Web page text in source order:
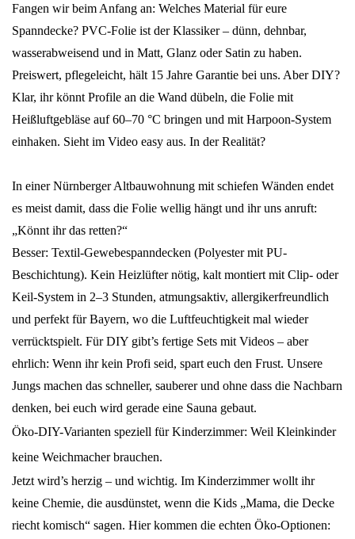
Fangen wir beim Anfang an: Welches Material für eure
Spanndecke? PVC-Folie ist der Klassiker – dünn, dehnbar,
wasserabweisend und in Matt, Glanz oder Satin zu haben.
Preiswert, pflegeleicht, hält 15 Jahre Garantie bei uns. Aber DIY?
Klar, ihr könnt Profile an die Wand dübeln, die Folie mit
Heißluftgebläse auf 60–70 °C bringen und mit Harpoon-System
einhaken. Sieht im Video easy aus. In der Realität?
In einer Nürnberger Altbauwohnung mit schiefen Wänden endet
es meist damit, dass die Folie wellig hängt und ihr uns anruft:
„Könnt ihr das retten?“
Besser: Textil-Gewebespanndecken (Polyester mit PU-
Beschichtung). Kein Heizlüfter nötig, kalt montiert mit Clip- oder
Keil-System in 2–3 Stunden, atmungsaktiv, allergikerfreundlich
und perfekt für Bayern, wo die Luftfeuchtigkeit mal wieder
verrücktspielt. Für DIY gibt’s fertige Sets mit Videos – aber
ehrlich: Wenn ihr kein Profi seid, spart euch den Frust. Unsere
Jungs machen das schneller, sauberer und ohne dass die Nachbarn
denken, bei euch wird gerade eine Sauna gebaut.
Öko-DIY-Varianten speziell für Kinderzimmer: Weil Kleinkinder
keine Weichmacher brauchen.
Jetzt wird’s herzig – und wichtig. Im Kinderzimmer wollt ihr
keine Chemie, die ausdünstet, wenn die Kids „Mama, die Decke
riecht komisch“ sagen. Hier kommen die echten Öko-Optionen: